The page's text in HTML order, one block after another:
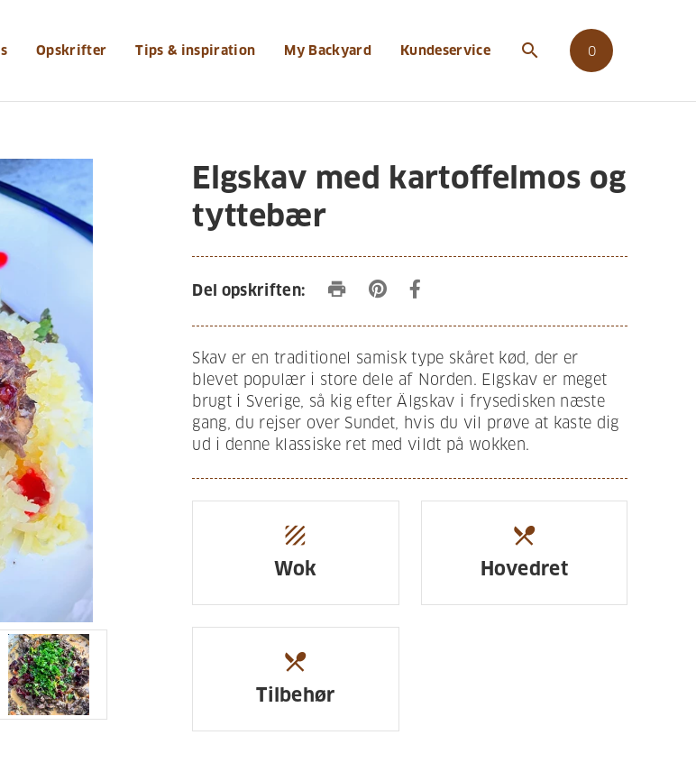
Opskrifter Tips & inspiration My Backyard Kundeservice search 0
Elgskav med kartoffelmos og
tyttebær
Del opskriften: print
Skav er en traditionel samisk type skåret kød, der er
blevet populær i store dele af Norden. Elgskav er meget
brugt i Sverige, så kig efter Älgskav i frysedisken næste
gang, du rejser over Sundet, hvis du vil prøve at kaste dig
ud i denne klassiske ret med vildt på wokken.
texture
Wok
restaurant_menu
Hovedret
restaurant_menu
Tilbehør